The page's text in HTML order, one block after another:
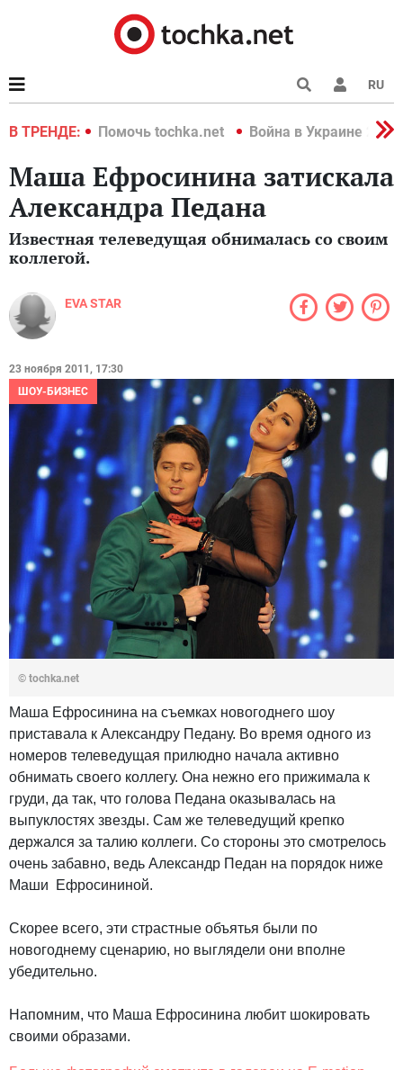
RU
В ТРЕНДЕ:
2022 Помочь tochka.net Война в Украине 2022
Маша Ефросинина затискала
Александра Педана
Известная телеведущая обнималась со своим
коллегой.
EVA STAR
23 ноября 2011, 17:30
ШОУ-БИЗНЕС
© tochka.net
Маша Ефросинина на съемках новогоднего шоу
приставала к Александру Педану. Во время одного из
номеров телеведущая прилюдно начала активно
обнимать своего коллегу. Она нежно его прижимала к
груди, да так, что голова Педана оказывалась на
выпуклостях звезды. Сам же телеведущий крепко
держался за талию коллеги. Со стороны это смотрелось
очень забавно, ведь Александр Педан на порядок ниже
Маши Ефросининой.
Скорее всего, эти страстные объятья были по
новогоднему сценарию, но выглядели они вполне
убедительно.
Напомним, что Маша Ефросинина любит шокировать
своими образами.